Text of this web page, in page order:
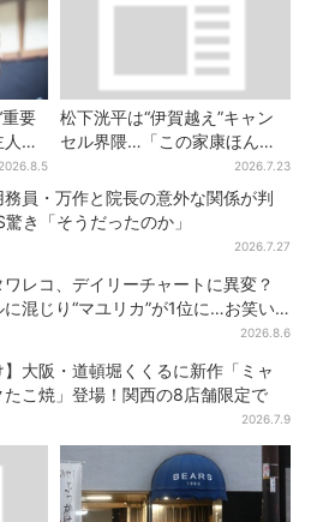
要
ャラ
2026.8.5
松下洸平は“伊賀越え”キャン
セル界隈…「この家康ほんと
憎たらしいな」【豊臣兄弟】
2026.7.23
務員・万作と院長の意外な関係が判
き「そうだったのか」
2026.7.27
レコ、デイリーチャートに異変？
に混じり“マユリカ”が1位に…お笑い
2026.8.6
】大阪・道頓堀くくるに新作「ミャ
たこ焼」登場！関西の8店舗限定で
2026.7.9